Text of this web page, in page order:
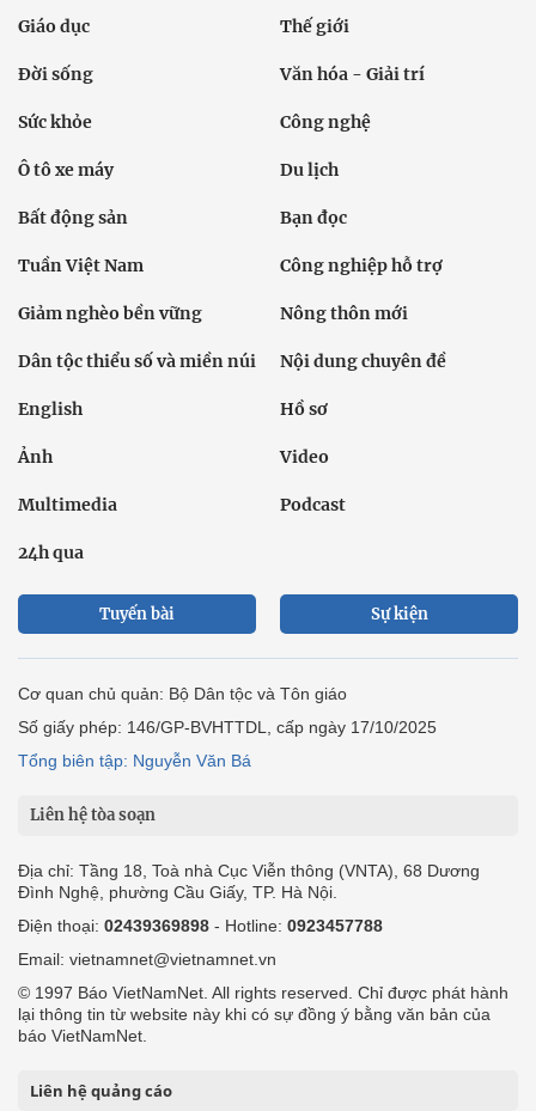
Giáo dục Thế giới
Đời sống Văn hóa - Giải trí
Sức khỏe Công nghệ
Ô tô xe máy Du lịch
Bất động sản Bạn đọc
Tuần Việt Nam Công nghiệp hỗ trợ
Giảm nghèo bền vững Nông thôn mới
Dân tộc thiểu số và miền núi Nội dung chuyên đề
English Hồ sơ
Ảnh Video
Multimedia Podcast
24h qua
Tuyến bài Sự kiện
Cơ quan chủ quản: Bộ Dân tộc và Tôn giáo
Số giấy phép: 146/GP-BVHTTDL, cấp ngày 17/10/2025
Tổng biên tập: Nguyễn Văn Bá
Liên hệ tòa soạn
Địa chỉ: Tầng 18, Toà nhà Cục Viễn thông (VNTA), 68 Dương
Đình Nghệ, phường Cầu Giấy, TP. Hà Nội.
Điện thoại: 02439369898 - Hotline: 0923457788
Email: vietnamnet@vietnamnet.vn
© 1997 Báo VietNamNet. All rights reserved. Chỉ được phát hành
lại thông tin từ website này khi có sự đồng ý bằng văn bản của
báo VietNamNet.
Liên hệ quảng cáo